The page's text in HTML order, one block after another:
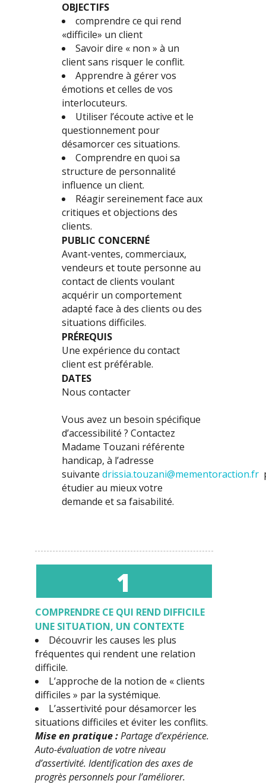
OBJECTIFS
comprendre ce qui rend
«difficile» un client
Savoir dire « non » à un
client sans risquer le conflit.
Apprendre à gérer vos
émotions et celles de vos
interlocuteurs.
Utiliser l’écoute active et le
questionnement pour
désamorcer ces situations.
Comprendre en quoi sa
structure de personnalité
influence un client.
Réagir sereinement face aux
critiques et objections des
clients.
PUBLIC CONCERNÉ
Avant-ventes, commerciaux,
vendeurs et toute personne au
contact de clients voulant
acquérir un comportement
adapté face à des clients ou des
situations difficiles.
PRÉREQUIS
Une expérience du contact
client est préférable.
DATES
Nous contacter
Vous avez un besoin spécifique
d’accessibilité ? Contactez
Madame Touzani référente
handicap, à l’adresse
suivante drissia.touzani@mementoraction.fr
étudier au mieux votre
demande et sa faisabilité.
1
COMPRENDRE CE QUI REND DIFFICILE
UNE SITUATION, UN CONTEXTE
Découvrir les causes les plus
fréquentes qui rendent une relation
difficile.
L’approche de la notion de « clients
difficiles » par la systémique.
L’assertivité pour désamorcer les
situations difficiles et éviter les conflits.
Mise en pratique :Partage d’expérience.
Auto-évaluation de votre niveau
d’assertivité. Identification des axes de
progrès personnels pour l’améliorer.